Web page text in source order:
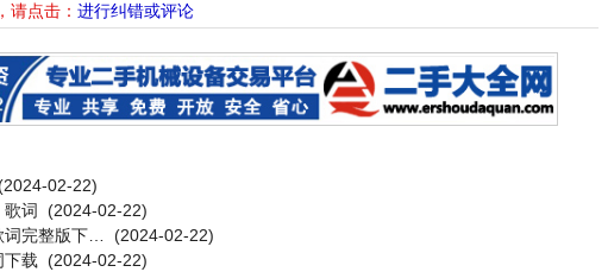
请点击： 进行纠错或评论
02-22)
歌词 (2024-02-22)
词完整版下…
(2024-02-22)
下载 (2024-02-22)